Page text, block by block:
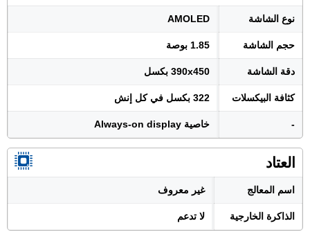
نوع الشاشة AMOLED
حجم الشاشة 1.85 بوصة
دقة الشاشة 390x450 بكسل
كثافة البيكسلات 322 بكسل في كل إنش
- خاصية Always-on display
العتاد
اسم المعالج غير معروف
الذاكرة الخارجية لا تدعم